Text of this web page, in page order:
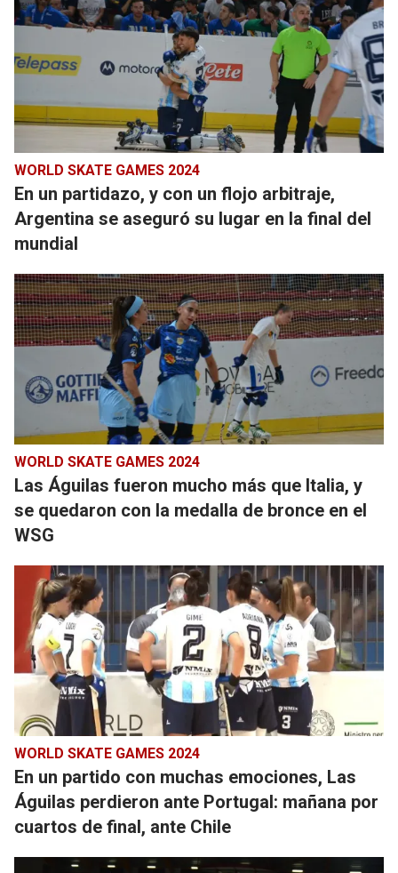
WORLD SKATE GAMES 2024
En un partidazo, y con un flojo arbitraje,
Argentina se aseguró su lugar en la final del
mundial
WORLD SKATE GAMES 2024
Las Águilas fueron mucho más que Italia, y
se quedaron con la medalla de bronce en el
WSG
WORLD SKATE GAMES 2024
En un partido con muchas emociones, Las
Águilas perdieron ante Portugal: mañana por
cuartos de final, ante Chile